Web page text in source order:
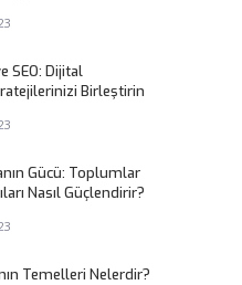
SEO: Dijital
Birleştirin
Gücü: Toplumlar
Nasıl Güçlendirir?
Temelleri Nelerdir?